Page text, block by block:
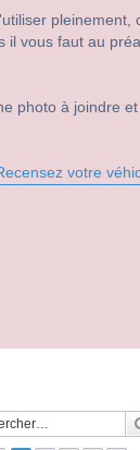
pleinement,
il vous faut au
photo à joindre
votre